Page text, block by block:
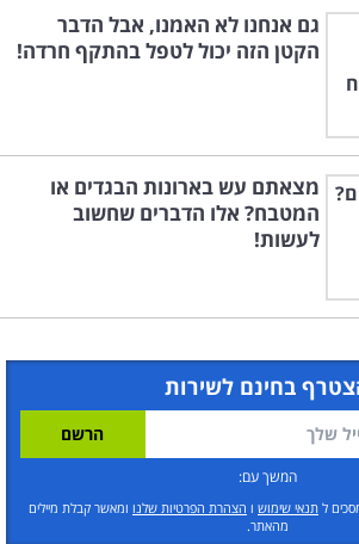
גם אנחנו לא האמנו, אבל הדבר
הקטן הזה יכול לטפל בהתקף חרדה!
מצאתם עש בארונות הבגדים או
המטבח? אלו הדברים שחשוב
לעשות!
בחינם לשירות
המשך עם:
ל תנאי שימוש ו הצהרת הפרטיות שלנו ומאשר קבלת מיילים
מהאתר.